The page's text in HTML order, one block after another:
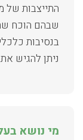
התייצבות של
שבהם הוכח
בנסיבות
ניתן להגיש
מי נושא